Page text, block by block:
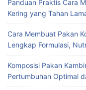
Panduan Praktis Cara
Kering yang Tahan
Cara Membuat Pakan
Lengkap Formulasi,
Komposisi Pakan
Pertumbuhan Optimal